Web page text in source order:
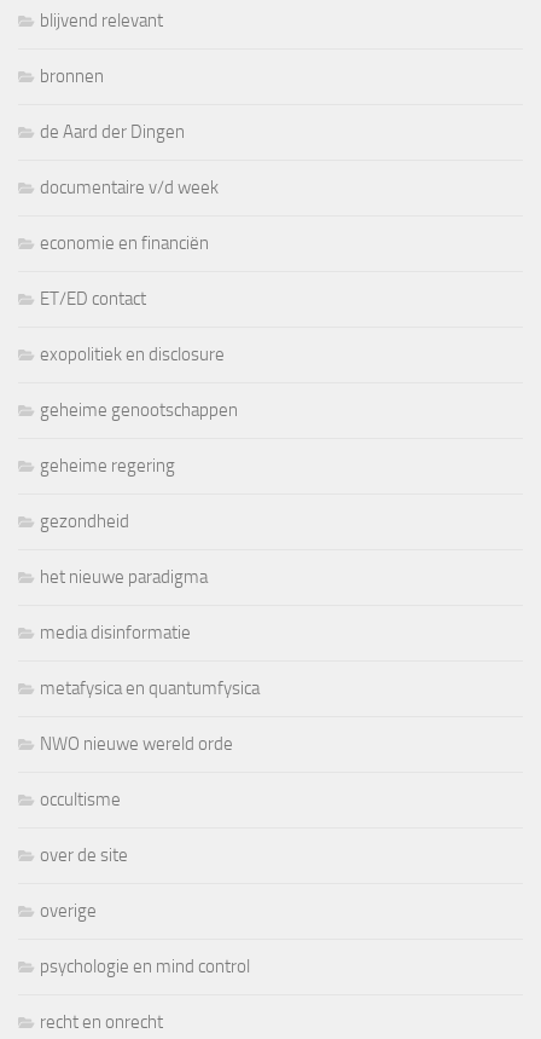
blijvend relevant
bronnen
de Aard der Dingen
documentaire v/d week
economie en financiën
ET/ED contact
exopolitiek en disclosure
geheime genootschappen
geheime regering
gezondheid
het nieuwe paradigma
media disinformatie
metafysica en quantumfysica
NWO nieuwe wereld orde
occultisme
over de site
overige
psychologie en mind control
recht en onrecht